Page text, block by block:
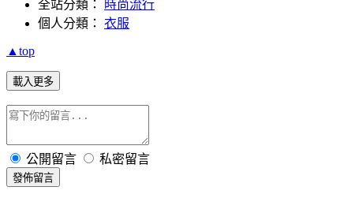
全站分類：
時尚流行
個人分類： 衣服
▲top
載入更多
公開留言 私密留言
發佈留言